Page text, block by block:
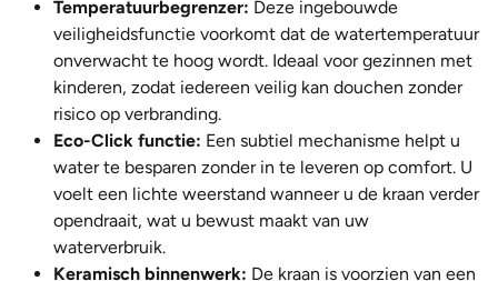
Temperatuurbegrenzer: Deze ingebouwde
veiligheidsfunctie voorkomt dat de watertemperatuur
onverwacht te hoog wordt. Ideaal voor gezinnen met
kinderen, zodat iedereen veilig kan douchen zonder
risico op verbranding.
Eco-Click functie: Een subtiel mechanisme helpt u
water te besparen zonder in te leveren op comfort. U
voelt een lichte weerstand wanneer u de kraan verder
opendraait, wat u bewust maakt van uw
waterverbruik.
Keramisch binnenwerk: De kraan is voorzien van een